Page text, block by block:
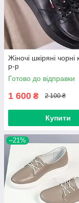
Жіночі шкіряні чорні
р-р
Готово до відправки
1 600 ₴ 2 100 ₴
Купити
–21%